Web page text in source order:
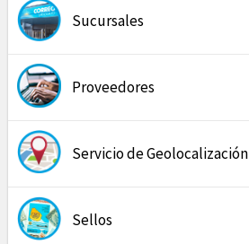
Sucursales
Proveedores
Servicio de Geolocalización
Sellos